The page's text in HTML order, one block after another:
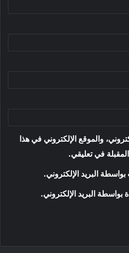
والموقع الإلكتروني في هذا
في تعليقي.
بواسطة البريد الإلكتروني.
بواسطة البريد الإلكتروني.